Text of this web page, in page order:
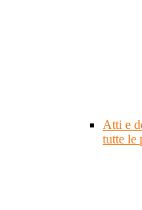
Atti e
tutte le